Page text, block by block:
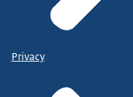
Privacy